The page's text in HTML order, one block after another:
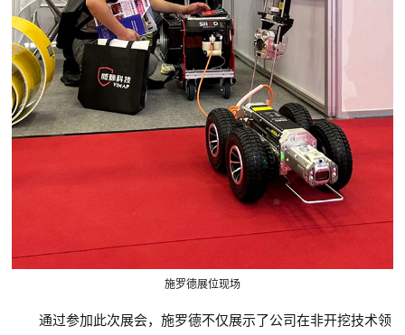
施罗德展位现场
通过参加此次展会，施罗德不仅展示了公司在非开挖技术领